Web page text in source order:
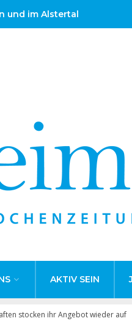
und im Alstertal
AKTIV SEIN
stocken ihr Angebot wieder auf